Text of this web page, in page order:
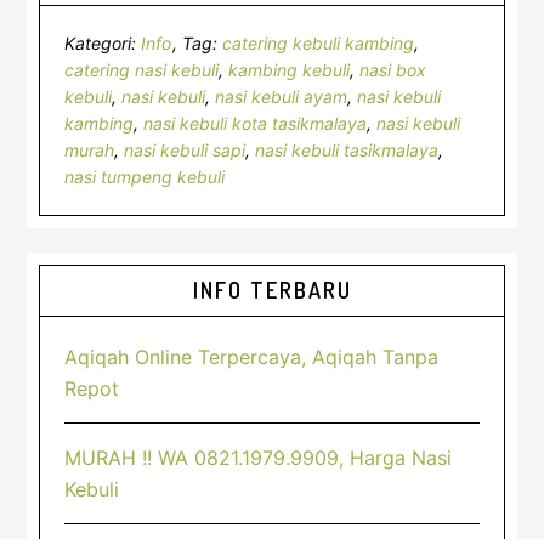
Kategori:Info Tag:catering kebuli kambing,
catering nasi kebuli,kambing kebuli,nasi box
kebuli,nasi kebuli,nasi kebuli ayam,nasi kebuli
kambing,nasi kebuli kota tasikmalaya,nasi kebuli
murah,nasi kebuli sapi,nasi kebuli tasikmalaya,
nasi tumpeng kebuli
Sidebar
Utama
INFO TERBARU
Aqiqah Online Terpercaya, Aqiqah Tanpa
Repot
MURAH !! WA 0821.1979.9909, Harga Nasi
Kebuli